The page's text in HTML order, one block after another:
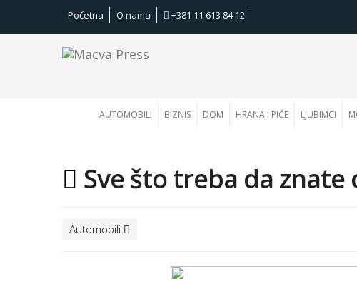
Početna O nama +381 11 613 84 12
AUTOMOBILI BIZNIS DOM HRANA I PIĆE LJUBIMCI
Sve što treba da
Automobili